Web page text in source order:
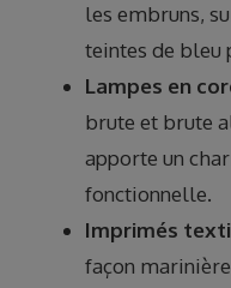
les embruns,
teintes de bleu
Lampes en
brute et brute
apporte un
fonctionnelle.
Imprimés
façon